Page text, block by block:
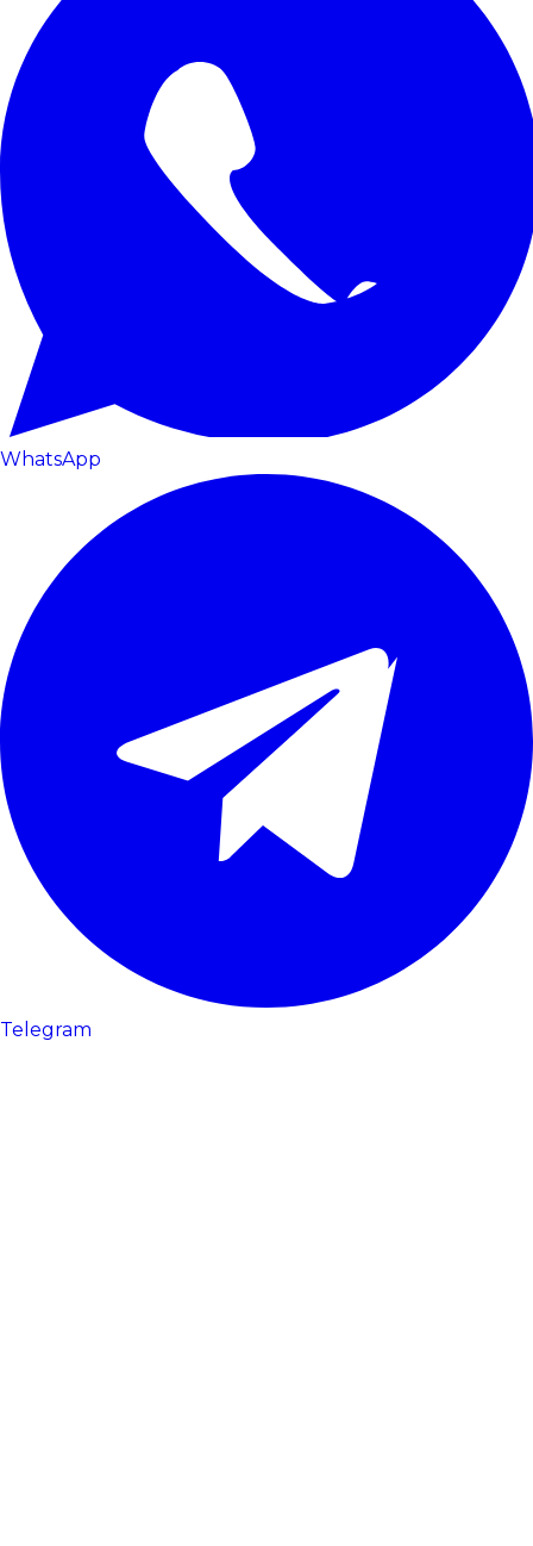
WhatsApp
Telegram